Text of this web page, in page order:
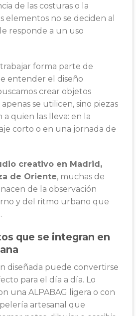
de las costuras o la
elementos no se deciden al
responde a un uso
forma parte de
entender el diseño
crear objetos
se utilicen, sino piezas
quien las lleva: en la
corto o en una jornada de
creativo en Madrid,
de Oriente, muchas de
de la observación
y del ritmo urbano que
que se integran en
diseñada puede convertirse
para el día a día. Lo
una ALPABAG ligera o con
artesanal que